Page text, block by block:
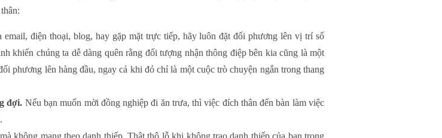
email, điện thoại, blog, hay gặp mặt trực tiếp, hãy luôn đặt đối phương lên vị trí số
khiến chúng ta dễ dàng quên rằng đối tượng nhận thông điệp bên kia cũng là một
phương lên hàng đầu, ngay cả khi đó chỉ là một cuộc trò chuyện ngắn trong thang
đợi. Nếu bạn muốn mời đồng nghiệp đi ăn trưa, thì việc đích thân đến bàn làm việc